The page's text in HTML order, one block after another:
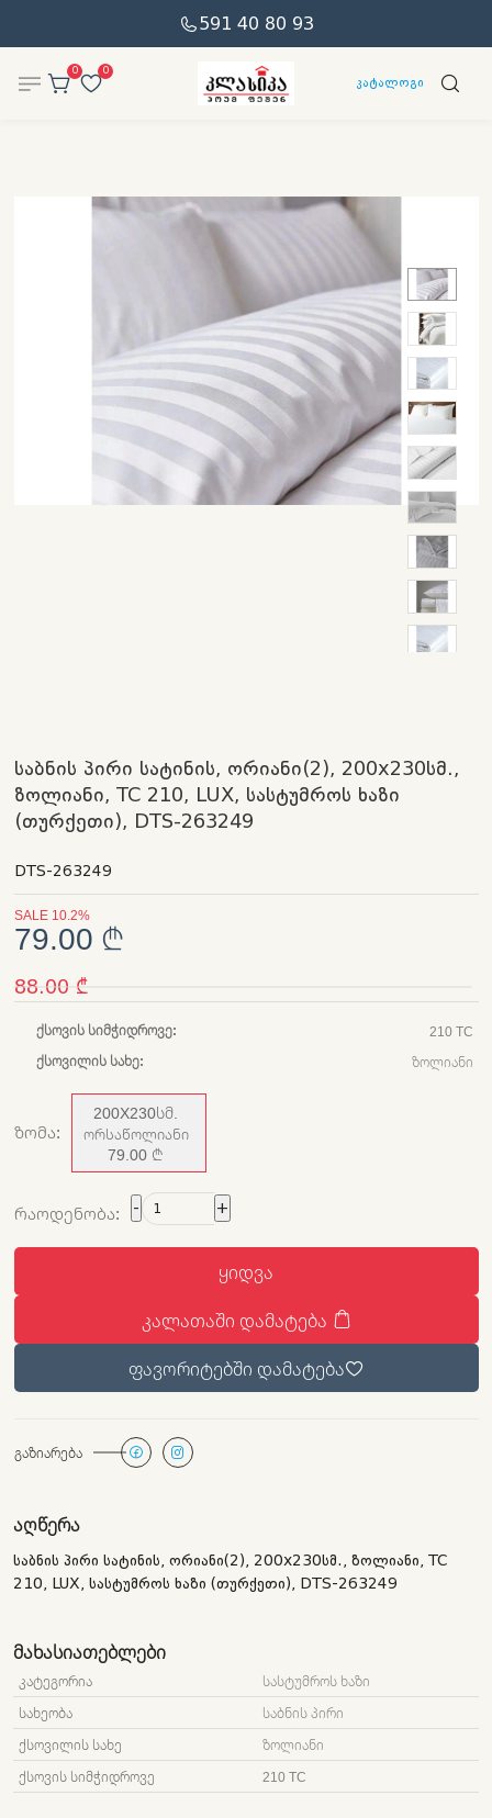
591 40 80 93
0 0
კატალოგი
საბნის პირი სატინის, ორიანი(2), 200x230სმ.,
ზოლიანი, TC 210, LUX, სასტუმროს ხაზი
(თურქეთი), DTS-263249
DTS-263249
SALE 10.2%
79.00 ₾
88.00 ₾
ᲥᲡᲝᲕᲘᲡ ᲡᲘᲛᲭᲘᲓᲠᲝᲕᲔ:
210 TC
ᲥᲡᲝᲕᲘᲚᲘᲡ ᲡᲐᲮᲔ:
ᲖᲝᲚᲘᲐᲜᲘ
ᲖᲝᲛᲐ:
200X230ᲡᲛ.
ᲝᲠᲡᲐᲬᲝᲚᲘᲐᲜᲘ
79.00 ₾
ᲠᲐᲝᲓᲔᲜᲝᲑᲐ: - +
ᲧᲘᲓᲕᲐ
ᲙᲐᲚᲐᲗᲐᲨᲘ ᲓᲐᲛᲐᲢᲔᲑᲐ
ᲤᲐᲕᲝᲠᲘᲢᲔᲑᲨᲘ ᲓᲐᲛᲐᲢᲔᲑᲐ
ᲒᲐᲖᲘᲐᲠᲔᲑᲐ
ᲐᲦᲬᲔᲠᲐ
საბნის პირი სატინის, ორიანი(2), 200x230სმ., ზოლიანი, TC
210, LUX, სასტუმროს ხაზი (თურქეთი), DTS-263249
ᲛᲐᲮᲐᲡᲘᲐᲗᲔᲑᲚᲔᲑᲘ
ᲙᲐᲢᲔᲒᲝᲠᲘᲐ
ᲡᲐᲡᲢᲣᲛᲠᲝᲡ ᲮᲐᲖᲘ
ᲡᲐᲮᲔᲝᲑᲐ
ᲡᲐᲑᲜᲘᲡ ᲞᲘᲠᲘ
ᲥᲡᲝᲕᲘᲚᲘᲡ ᲡᲐᲮᲔ
ᲖᲝᲚᲘᲐᲜᲘ
ᲥᲡᲝᲕᲘᲡ ᲡᲘᲛᲭᲘᲓᲠᲝᲕᲔ
210 TC